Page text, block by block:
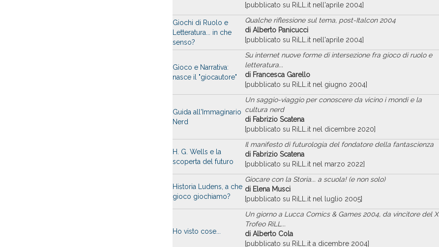
[pubblicato su RiLL.it nell'aprile 2004]
Giochi di Ruolo e
Letteratura... in che
senso?
Qualche riflessione sul tema, post-Italcon 2004
di Alberto Panicucci
[pubblicato su RiLL.it nell'aprile 2004]
Gioco e Narrativa:
nasce il "giocautore"
Su internet nuove forme di intersezione fra gioco di ruolo e
letteratura...
di Francesca Garello
[pubblicato su RiLL.it nel giugno 2004]
Guida all'Immaginario
Nerd
Un saggio-viaggio per conoscere da vicino i mondi e la
cultura nerd
di Fabrizio Scatena
[pubblicato su RiLL.it nel dicembre 2020]
H. G. Wells e la
scoperta del futuro
Il manifesto di futurologia del fondatore della fantascienza
di Fabrizio Scatena
[pubblicato su RiLL.it nel marzo 2022]
Historia Ludens, a che
gioco giochiamo?
Giocare con la Storia... a scuola! (e non solo)
di Elena Musci
[pubblicato su RiLL.it nel luglio 2005]
Ho visto cose...
Un giorno a Lucca Comics & Games 2004, da vincitore del X
Trofeo RiLL...
di Alberto Cola
[pubblicato su RiLL.it a dicembre 2004]